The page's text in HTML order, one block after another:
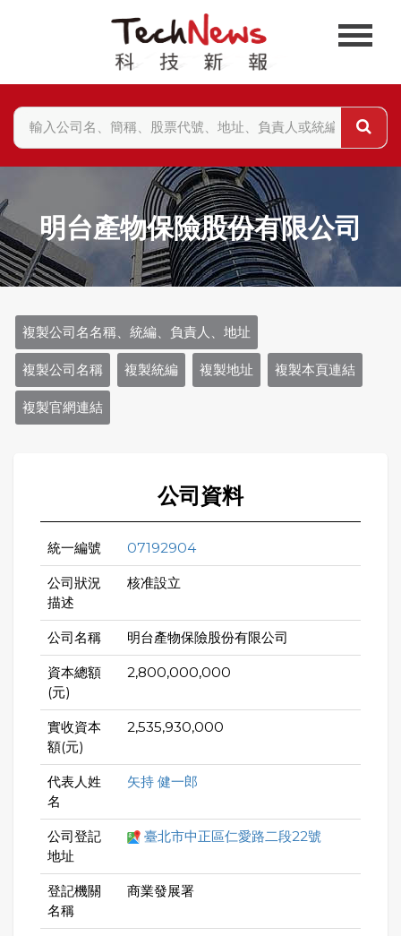
明台產物保險股份有限公司
複製公司名名稱、統編、負責人、地址
複製公司名稱 複製統編 複製地址 複製本頁連結
複製官網連結
公司資料
統一編號 07192904
公司狀況
描述
核准設立
公司名稱 明台產物保險股份有限公司
資本總額
(元)
2,800,000,000
實收資本
額(元)
2,535,930,000
代表人姓
名
矢持 健一郎
公司登記
地址
臺北市中正區仁愛路二段22號
登記機關
名稱
商業發展署